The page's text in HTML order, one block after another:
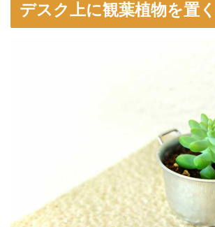
デスク上に観葉植物を置